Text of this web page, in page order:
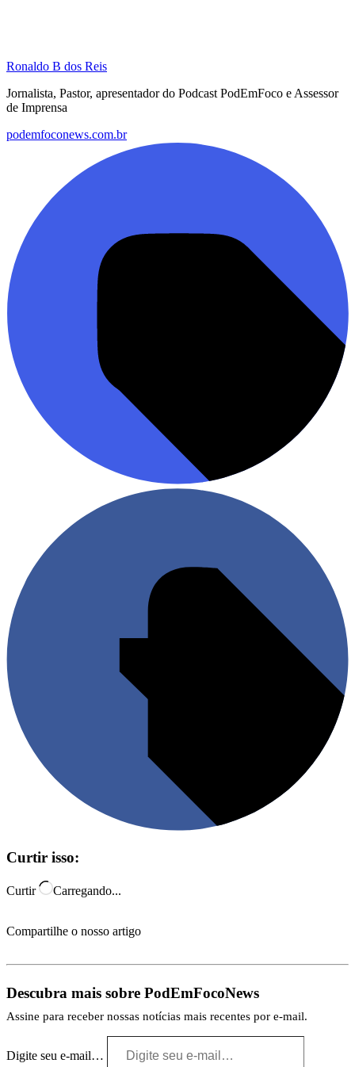
Ronaldo B dos Reis
Jornalista, Pastor, apresentador do Podcast PodEmFoco e Assessor
de Imprensa
podemfoconews.com.br
Curtir isso:
Curtir Carregando...
Compartilhe o nosso artigo
Descubra mais sobre PodEmFocoNews
Assine para receber nossas notícias mais recentes por e-mail.
Digite seu e-mail…